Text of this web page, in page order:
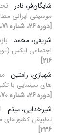
شایگان‌فر، نادر
موسیقی ایرانی
[دوره 26، شماره 71، 1404، صفحه 217-240]
شریفی، محمد
اجتماعی ایکس
216]
شهبازی، رامتین
های سینمایی با
[دوره 26، شماره 70، 1404، صفحه 251-280]
شیرخدایی، میثم
تطبیقی کشورهای
236]